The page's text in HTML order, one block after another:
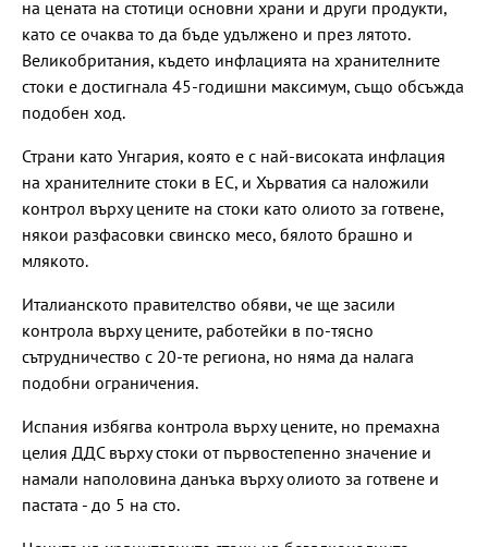
на цената на стотици основни храни и други продукти,
като се очаква то да бъде удължено и през лятото.
Великобритания, където инфлацията на хранителните
стоки е достигнала 45-годишни максимум, също обсъжда
подобен ход.
Страни като Унгария, която е с най-високата инфлация
на хранителните стоки в ЕС, и Хърватия са наложили
контрол върху цените на стоки като олиото за готвене,
някои разфасовки свинско месо, бялото брашно и
млякото.
Италианското правителство обяви, че ще засили
контрола върху цените, работейки в по-тясно
сътрудничество с 20-те региона, но няма да налага
подобни ограничения.
Испания избягва контрола върху цените, но премахна
целия ДДС върху стоки от първостепенно значение и
намали наполовина данъка върху олиото за готвене и
пастата - до 5 на сто.